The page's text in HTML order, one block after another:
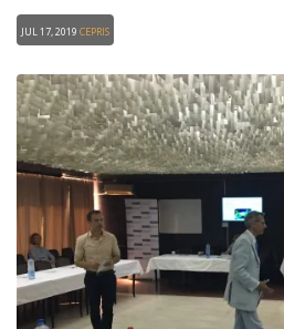
Jul 17, 2019CEPRIS